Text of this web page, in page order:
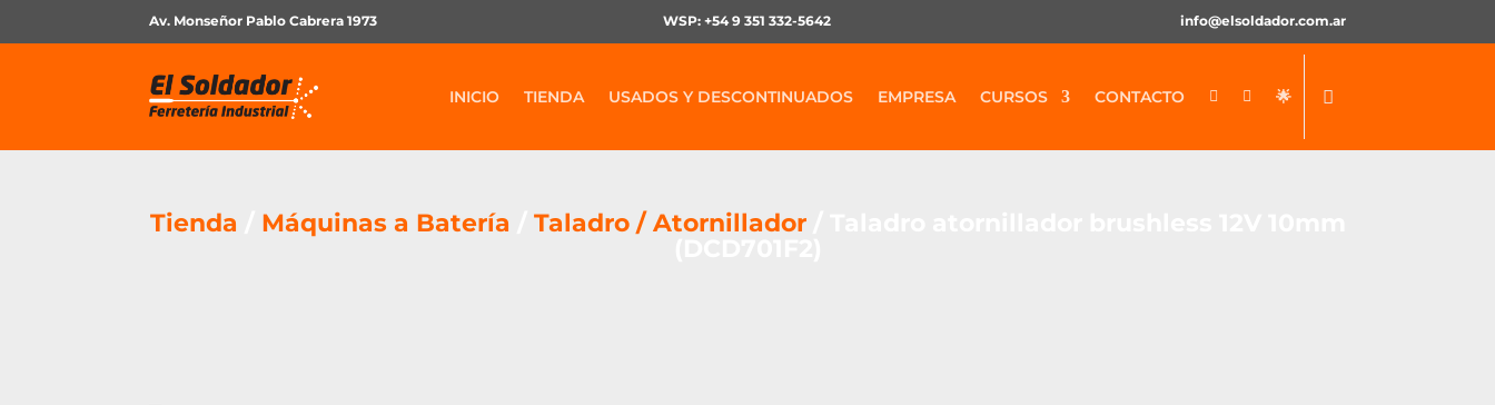
Av. Monseñor Pablo Cabrera 1973 WSP: +54 9 351 332-5642 info@elsoldador.com.ar
INICIO TIENDA USADOS Y DESCONTINUADOS EMPRESA CURSOS CONTACTO   🌟
Tienda Máquinas a Batería Taladro / Atornillador/ Taladro atornillador brushless 12V 10mm